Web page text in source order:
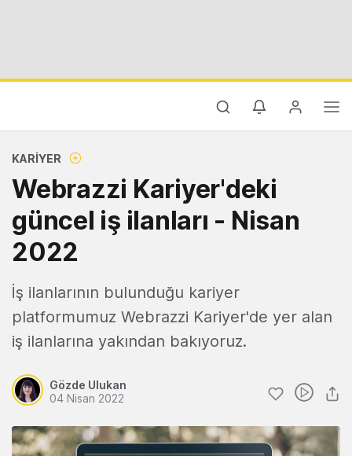
KARIYER
Webrazzi Kariyer'deki
güncel iş ilanları - Nisan
2022
İş ilanlarının bulunduğu kariyer
platformumuz Webrazzi Kariyer'de yer alan
iş ilanlarına yakından bakıyoruz.
Gözde Ulukan
04 Nisan 2022